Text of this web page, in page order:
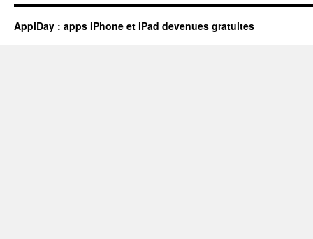
AppiDay : apps iPhone et iPad devenues gratuites